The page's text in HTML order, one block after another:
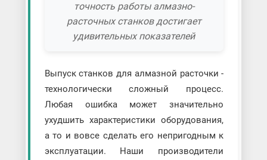
точность работы алмазно-
расточных станков достигает
удивительных показателей
Выпуск станков для алмазной расточки -
технологически сложный процесс.
Любая ошибка может значительно
ухудшить характеристики оборудования,
а то и вовсе сделать его непригодным к
эксплуатации. Наши производители